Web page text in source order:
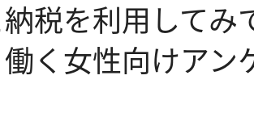
税を利用してみ
く女性向けアン